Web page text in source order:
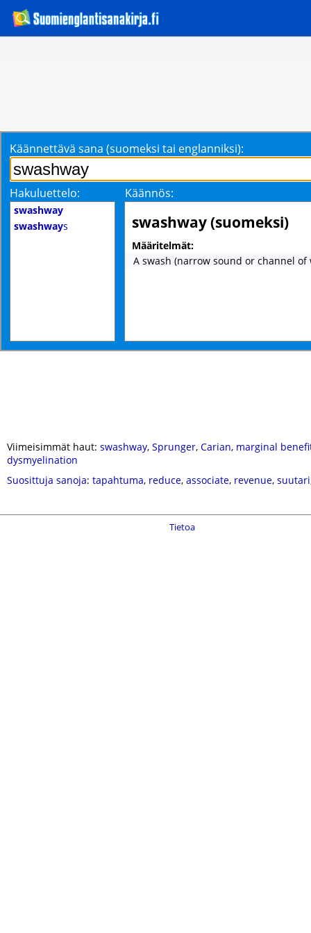
Käännettävä sana (suomeksi tai englanniksi):
Hakuluettelo: Käännös:
swashway
swashways swashway (suomeksi)
Määritelmät:
A swash (narrow sound or channel of
Viimeisimmät haut: swashway, Sprunger, Carian, marginal
dysmyelination
Suosittuja sanoja: tapahtuma, reduce, associate, revenue, suutari
Tietoa